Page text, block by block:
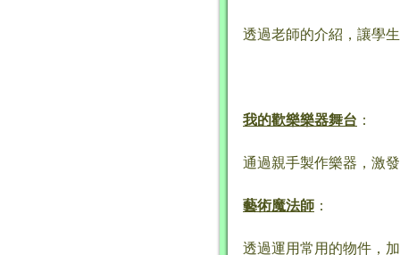
透過老師的介紹，讓學
我的歡樂樂器舞台 ：
通過親手製作樂器，激
藝術魔法師 ：
透過運用常用的物件，